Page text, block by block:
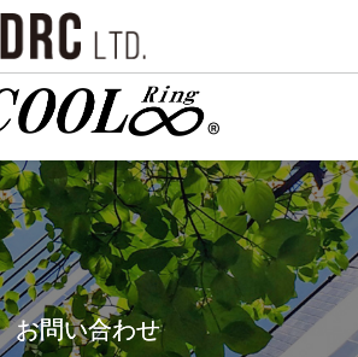
お問い合わせ